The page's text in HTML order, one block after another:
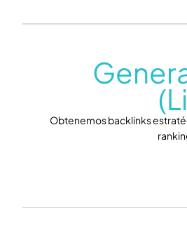
Obtenemos backlinks